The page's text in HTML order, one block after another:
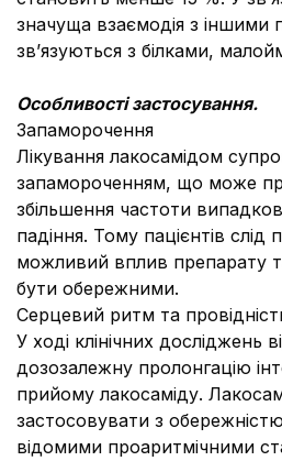
значуща взаємодія з
зв’язуються з білками,
Особливості застосування.
Запаморочення
Лікування лакосамідом
запамороченням, що може
збільшення частоти
падіння. Тому пацієнтів
можливий вплив препарату
бути обережними.
Серцевий ритм та
У ході клінічних досліджень
дозозалежну пролонгацію
прийому лакосаміду.
застосовувати з
відомими проаритмічними